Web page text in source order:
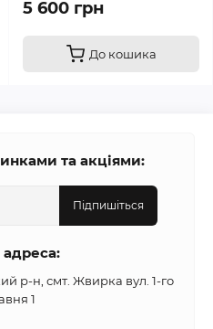
5 600 грн
До кошика
та акціями:
Підпишіться
р-н, смт. Жвирка вул. 1-го
1